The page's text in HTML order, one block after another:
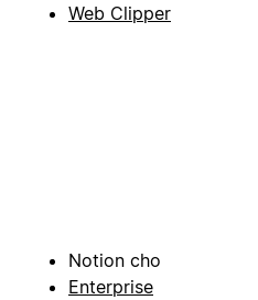
Web Clipper
Notion cho
Enterprise